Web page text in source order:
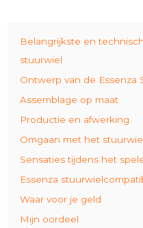
Belangrijkste en
stuurwiel
Ontwerp van de Essenza
Assemblage op maat
Productie en afwerking
Omgaan met het
Sensaties tijdens het
Essenza
Waar voor je geld
Mijn oordeel